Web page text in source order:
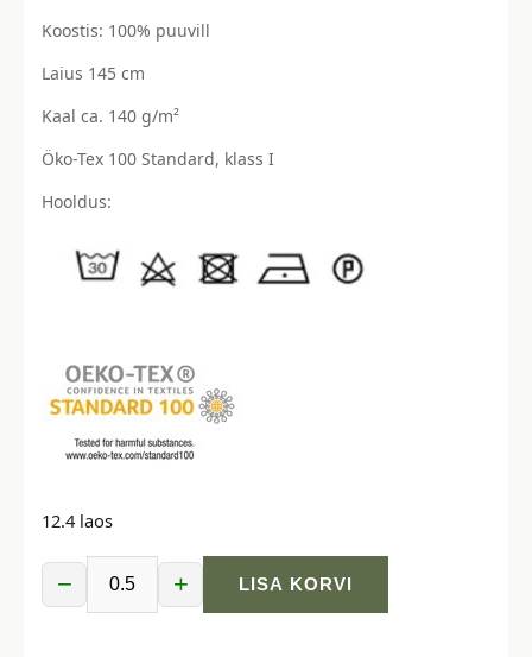
Koostis: 100% puuvill
Laius 145 cm
Kaal ca. 140 g/m²
Öko-Tex 100 Standard, klass I
Hooldus:
12.4 laos
− + LISA KORVI